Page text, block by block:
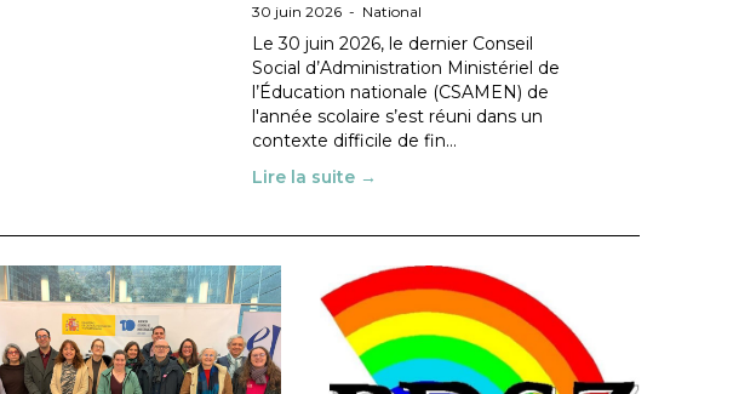
30 juin 2026 - National
Le 30 juin 2026, le dernier Conseil
Social d’Administration Ministériel de
l’Éducation nationale (CSAMEN) de
l'année scolaire s’est réuni dans un
contexte difficile de fin…
Lire la suite →